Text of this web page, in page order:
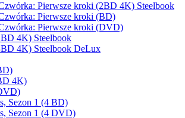
Pierwsze kroki (2BD 4K) Steelbook
Pierwsze kroki (BD)
Pierwsze kroki (DVD)
4K) Steelbook
4K) Steelbook DeLux
4K)
Sezon 1 (4 BD)
Sezon 1 (4 DVD)